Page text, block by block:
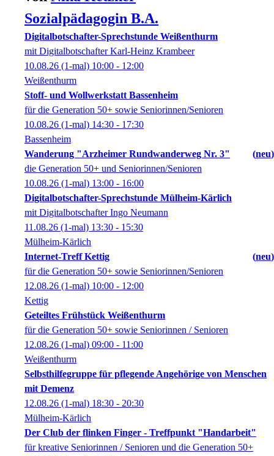
Sozialpädagogin B.A.
Digitalbotschafter-Sprechstunde Weißenthurm
mit Digitalbotschafter Karl-Heinz Krambeer
10.08.26 (1-mal) 10:00 - 12:00
Weißenthurm
Stoff- und Wollwerkstatt Bassenheim
für die Generation 50+ sowie Seniorinnen/Senioren
10.08.26 (1-mal) 14:30 - 17:30
Bassenheim
Wanderung "Arzheimer Rundwanderweg Nr. 3"
neu
die Generation 50+ und Seniorinnen/Senioren
10.08.26 (1-mal) 13:00 - 16:00
Digitalbotschafter-Sprechstunde Mülheim-Kärlich
mit Digitalbotschafter Ingo Neumann
11.08.26 (1-mal) 13:30 - 15:30
Mülheim-Kärlich
Internet-Treff Kettig
neu
für die Generation 50+ sowie Seniorinnen/Senioren
12.08.26 (1-mal) 10:00 - 12:00
Kettig
Geteiltes Frühstück Weißenthurm
für die Generation 50+ sowie Seniorinnen / Senioren
12.08.26 (1-mal) 09:00 - 11:00
Weißenthurm
Selbsthilfegruppe für pflegende Angehörige von Menschen
mit Demenz
12.08.26 (1-mal) 18:30 - 20:30
Mülheim-Kärlich
Der Club der flinken Finger - Treffpunkt "Handarbeit"
für kreative Seniorinnen / Senioren und die Generation 50+